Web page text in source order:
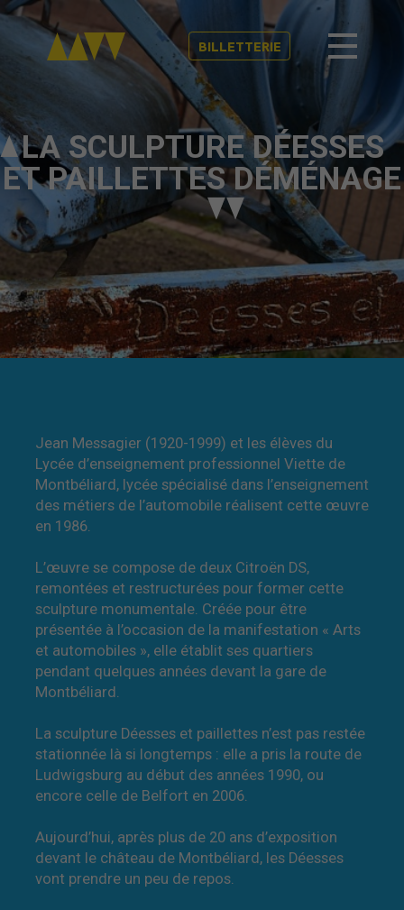
BILLETTERIE
LA SCULPTURE DÉESSES
ET PAILLETTES DÉMÉNAGE
Jean Messagier (1920-1999) et les élèves du
Lycée d’enseignement professionnel Viette de
Montbéliard, lycée spécialisé dans l’enseignement
des métiers de l’automobile réalisent cette œuvre
en 1986.
L’œuvre se compose de deux Citroën DS,
remontées et restructurées pour former cette
sculpture monumentale. Créée pour être
présentée à l’occasion de la manifestation « Arts
et automobiles », elle établit ses quartiers
pendant quelques années devant la gare de
Montbéliard.
La sculpture Déesses et paillettes n’est pas restée
stationnée là si longtemps : elle a pris la route de
Ludwigsburg au début des années 1990, ou
encore celle de Belfort en 2006.
Aujourd’hui, après plus de 20 ans d’exposition
devant le château de Montbéliard, les Déesses
vont prendre un peu de repos.